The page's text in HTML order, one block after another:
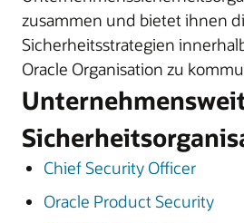
zusammen und bietet ihnen
Sicherheitsstrategien
Oracle Organisation zu
Chief Security Officer
Oracle Product Security